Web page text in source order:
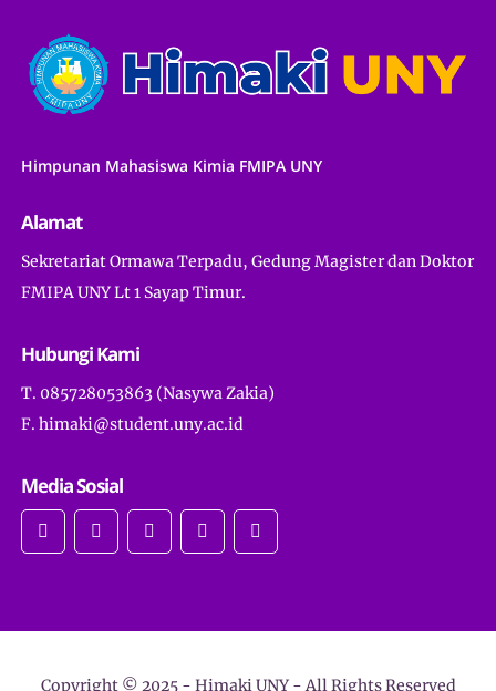
Himpunan Mahasiswa Kimia FMIPA UNY
Alamat
Sekretariat Ormawa Terpadu, Gedung Magister dan Doktor
FMIPA UNY Lt 1 Sayap Timur.
Hubungi Kami
T. 085728053863 (Nasywa Zakia)
F. himaki@student.uny.ac.id
Media Sosial
Copyright © 2025 - Himaki UNY- All Rights Reserved